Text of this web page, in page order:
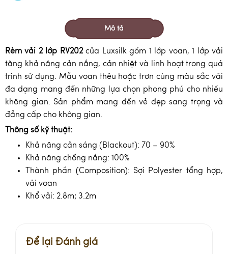
Mô tả
Rèm vải 2 lớp RV202của Luxsilk gồm 1 lớp voan, 1 lớp vải
tăng khả năng cản nắng, cản nhiệt và linh hoạt trong quá
trình sử dụng. Mẫu voan thêu hoặc trơn cùng màu sắc vải
đa dạng mang đến những lựa chọn phong phú cho nhiều
không gian. Sản phẩm mang đến vẻ đẹp sang trọng và
đẳng cấp cho không gian.
Thông số kỹ thuật:
Khả năng cản sáng (Blackout): 70 – 90%
Khả năng chống nắng: 100%
Thành phần (Composition): Sợi Polyester tổng hợp,
vải voan
Khổ vải: 2.8m; 3.2m
Để lại Đánh giá